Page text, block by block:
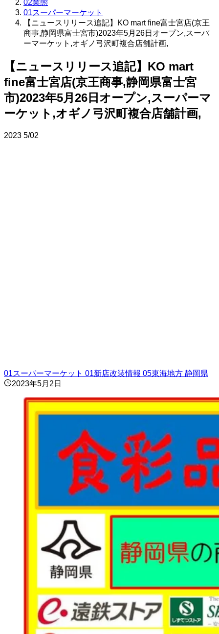
02業態
01スーパーマーケット
【ニュースリリース追記】KO mart fine富士宮店(京王
商事,静岡県富士宮市)2023年5月26日オープン,スーパ
ーマーケット,オギノ弓沢町複合店舗計画,
【ニュースリリース追記】KO mart
fine富士宮店(京王商事,静岡県富士宮
市)2023年5月26日オープン,スーパーマ
ーケット,オギノ弓沢町複合店舗計画,
2023 5/02
01スーパーマーケット 01新店改装情報 05東海地方 静岡県
2023年5月2日